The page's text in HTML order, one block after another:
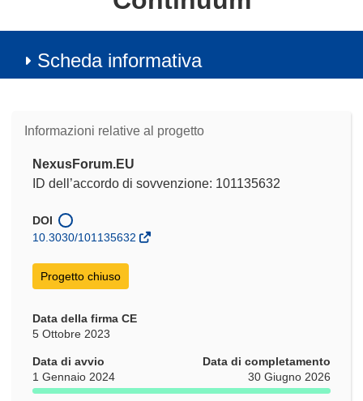
Scheda informativa
Informazioni relative al progetto
NexusForum.EU
ID dell’accordo di sovvenzione: 101135632
DOI
10.3030/101135632
Progetto chiuso
Data della firma CE
5 Ottobre 2023
Data di avvio
1 Gennaio 2024
Data di completamento
30 Giugno 2026